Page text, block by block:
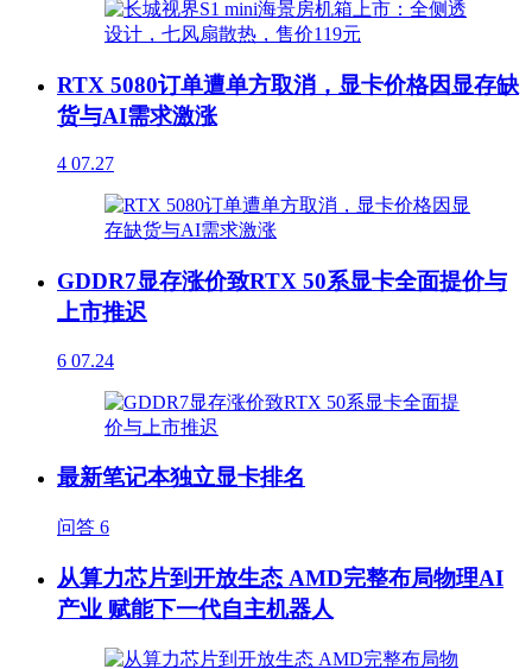
RTX 5080订单遭单方取消，显卡价格因显存缺
货与AI需求激涨
4 07.27
GDDR7显存涨价致RTX 50系显卡全面提价与
上市推迟
6 07.24
最新笔记本独立显卡排名
问答 6
从算力芯片到开放生态 AMD完整布局物理AI
产业 赋能下一代自主机器人